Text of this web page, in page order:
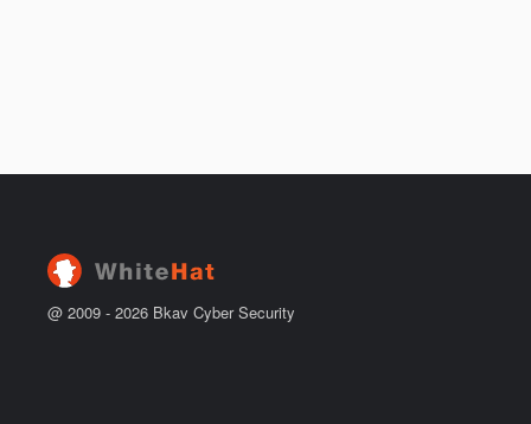
@ 2009 - 2026 Bkav Cyber Security